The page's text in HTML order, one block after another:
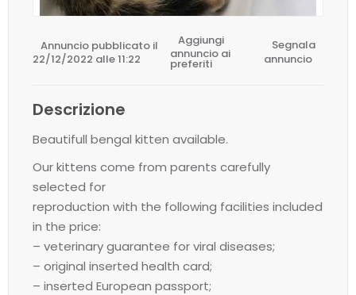
Annuncio pubblicato il
22/12/2022 alle 11:22
Aggiungi
annuncio ai
preferiti
Segnala
annuncio
Descrizione
Beautifull bengal kitten available.
Our kittens come from parents carefully
selected for
reproduction with the following facilities included
in the price:
– veterinary guarantee for viral diseases;
– original inserted health card;
– inserted European passport;